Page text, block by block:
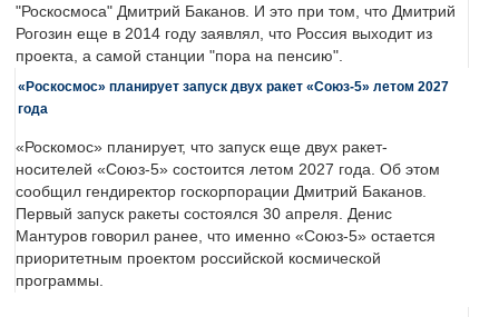
"Роскосмоса" Дмитрий Баканов. И это при том, что Дмитрий
Рогозин еще в 2014 году заявлял, что Россия выходит из
проекта, а самой станции "пора на пенсию".
«Роскосмос» планирует запуск двух ракет «Союз-5» летом 2027
года
«Роскомос» планирует, что запуск еще двух ракет-
носителей «Союз-5» состоится летом 2027 года. Об этом
сообщил гендиректор госкорпорации Дмитрий Баканов.
Первый запуск ракеты состоялся 30 апреля. Денис
Мантуров говорил ранее, что именно «Союз-5» остается
приоритетным проектом российской космической
программы.